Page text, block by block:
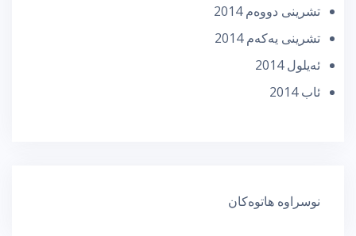
تشرینی دووه‌م 2014
تشرینی یه‌كه‌م 2014
ئه‌یلول 2014
ئاب 2014
نوسراوە هاتوەکان